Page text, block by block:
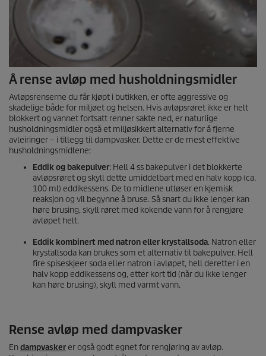
Å rense avløp med husholdningsmidler
Avløpsrenserne du får kjøpt i butikken, er ofte aggressive og
skadelige både for miljøet og helsen. Hvis avløpsrøret ikke er helt
blokkert og vannet fortsatt renner sakte ned, er naturlige
husholdningsmidler også et miljøsikkert alternativ for å fjerne
avleiringer – i tillegg til dampvasker. Dette er de mest effektive
husholdningsmidlene:
Eddik og bakepulver: Hell 4 ss bakepulver i det blokkerte
avløpsrøret og skyll dette umiddelbart med en halv kopp (ca.
100 ml) eddikessens. De to midlene utløser en kjemisk
reaksjon og vil begynne å bruse. Så snart du ikke lenger kan
høre brusing, skyll røret med kokende vann for å rengjøre
avløpet helt.
Eddik kombinert med natron eller krystallsoda. Natron eller
krystallsoda kan brukes som et alternativ til bakepulver. Hell
fire spiseskjeer soda eller natron i avløpet, hell deretter i en
halv kopp eddikessens og, etter kort tid (når du ikke lenger
kan høre brusing), skyll med varmt vann.
Rense avløp med dampvasker
Endampvaskerer også godt egnet for rengjøring av avløp.